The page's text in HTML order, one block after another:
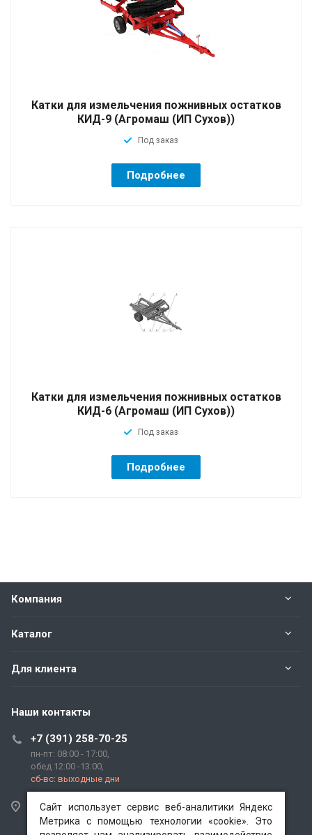
Катки для измельчения пожнивных остатков
КИД-9 (Агромаш (ИП Сухов))
Под заказ
Подробнее
Катки для измельчения пожнивных остатков
КИД-6 (Агромаш (ИП Сухов))
Под заказ
Подробнее
Компания
Каталог
Для клиента
Наши контакты
+7 (391) 258-70-25
пн-пт: 08:00 - 17:00,
обед 12:00 -13:00,
сб-вс: выходные дни
662520, Красноярский край, г. Красноярск, гп.
Березовка, ул. Трактовая, зд. "1В".
Сайт использует сервис веб-аналитики Яндекс
Метрика с помощью технологии «cookie». Это
Сайт использует сервис веб-аналитики Яндекс
Метрика с помощью технологии «cookie». Это